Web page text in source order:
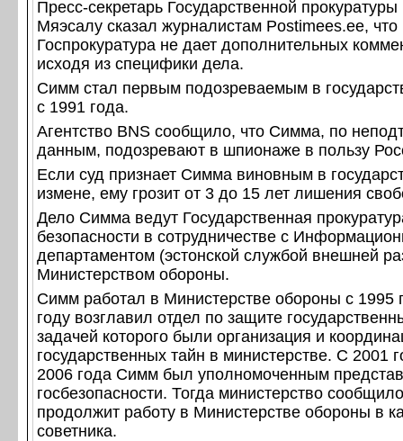
Пресс-секретарь Государственной прокуратуры
Мяэсалу сказал журналистам Postimees.ee, что
Госпрокуратура не дает дополнительных
исходя из специфики дела.
Симм стал первым подозреваемым в
с 1991 года.
Агентство BNS сообщило, что Симма, по
данным, подозревают в шпионаже в пользу
Если суд признает Симма виновным в
измене, ему грозит от 3 до 15 лет лишения
Дело Симма ведут Государственная
безопасности в сотрудничестве с
департаментом (эстонской службой внешней
Министерством обороны.
Симм работал в Министерстве обороны с 1995
году возглавил отдел по защите
задачей которого были организация и
государственных тайн в министерстве. С 2001
2006 года Симм был уполномоченным
госбезопасности. Тогда министерство
продолжит работу в Министерстве обороны в
советника.